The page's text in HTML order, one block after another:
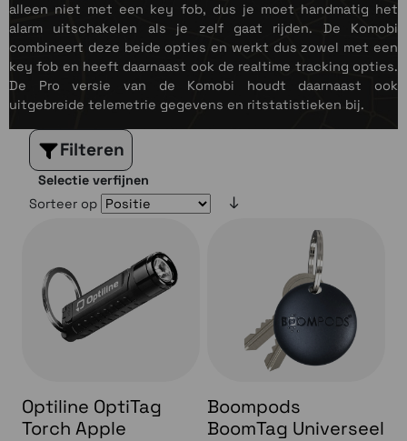
alleen niet met een key fob, dus je moet handmatig het
alarm uitschakelen als je zelf gaat rijden. De Komobi
combineert deze beide opties en werkt dus zowel met een
key fob en heeft daarnaast ook de realtime tracking opties.
De Pro versie van de Komobi houdt daarnaast ook
uitgebreide telemetrie gegevens en ritstatistieken bij.
Filteren
Selectie verfijnen
Sorteer op
Optiline OptiTag
Torch Apple
Boompods
BoomTag Universeel